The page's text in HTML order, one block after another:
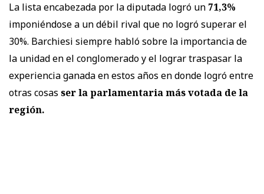
La lista encabezada por la diputada logró un 71,3%
imponiéndose a un débil rival que no logró superar el
30%. Barchiesi siempre habló sobre la importancia de
la unidad en el conglomerado y el lograr traspasar la
experiencia ganada en estos años en donde logró entre
otras cosas ser la parlamentaria más votada de la
región.